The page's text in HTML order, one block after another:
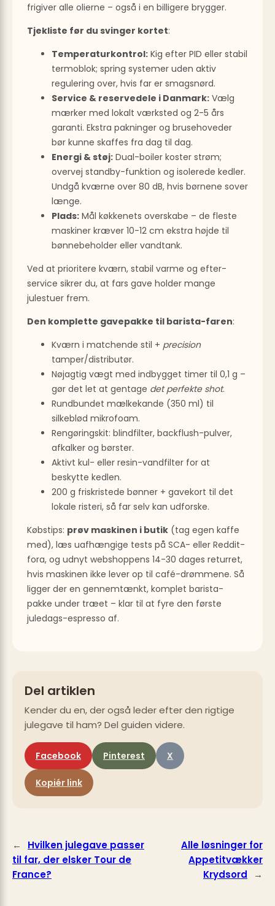
frigiver alle olierne – også i en billigere brygger.
Tjekliste før du svinger kortet:
Temperaturkontrol: Kig efter PID eller stabil
termoblok; spring systemer uden aktiv
regulering over, hvis far er smagsnørd.
Service & reservedele i Danmark: Vælg
mærker med lokalt værksted og 2-5 års
garanti. Ekstra pakninger og brusehoveder
bør kunne skaffes fra dag til dag.
Energi & støj: Dual-boiler koster strøm;
overvej standby-funktion og isolerede kedler.
Undgå kværne over 80 dB, hvis børnene sover
længe.
Plads: Mål køkkenets overskabe – de fleste
maskiner kræver 10-12 cm ekstra højde til
bønnebeholder eller vandtank.
Ved at prioritere kværn, stabil varme og efter-
service sikrer du, at fars gave holder mange
julestuer frem.
Den komplette gavepakke til barista-faren:
Kværn i matchende stil + precision
tamper/distributør.
Nøjagtig vægt med indbygget timer til 0,1 g –
gør det let at gentage det perfekte shot.
Rundbundet mælkekande (350 ml) til
silkeblød mikrofoam.
Rengøringskit: blindfilter, backflush-pulver,
afkalker og børster.
Aktivt kul- eller resin-vandfilter for at
beskytte kedlen.
200 g friskristede bønner + gavekort til det
lokale risteri, så far selv kan udforske.
Købstips: prøv maskinen i butik (tag egen kaffe
med), læs uafhængige tests på SCA- eller Reddit-
fora, og udnyt webshoppens 14-30 dages returret,
hvis maskinen ikke lever op til café-drømmene. Så
ligger der en gennemtænkt, komplet barista-
pakke under træet – klar til at fyre den første
juledags-espresso af.
Del artiklen
Kender du en, der også leder efter den rigtige
julegave til ham? Del guiden videre.
Facebook Pinterest X
Kopiér link
←
Hvilken julegave passer
til far, der elsker Tour de
France?
Alle løsninger for
Appetitvækker
Krydsord
→